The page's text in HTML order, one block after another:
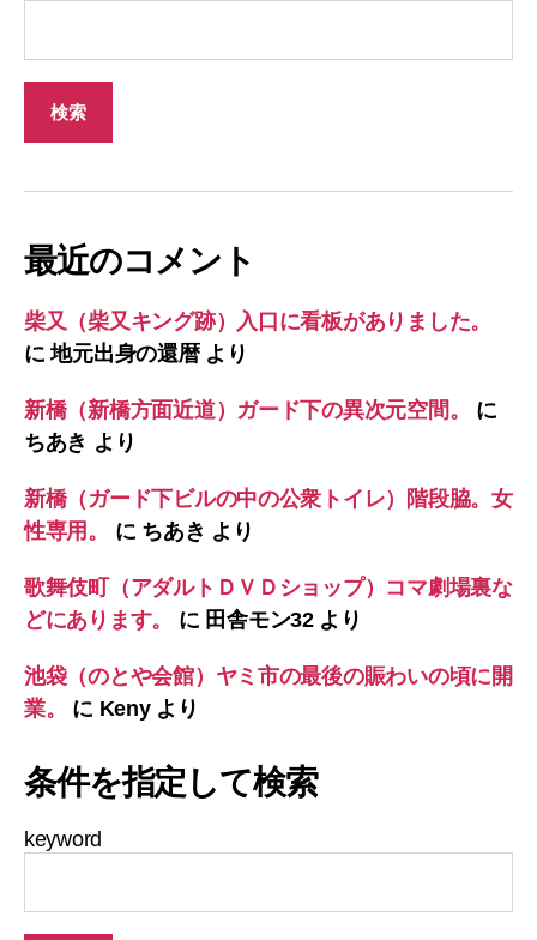
最近のコメント
柴又（柴又キング跡）入口に看板がありました。
に地元出身の還暦より
新橋（新橋方面近道）ガード下の異次元空間。
に
ちあき より
新橋（ガード下ビルの中の公衆トイレ）階段脇。女
性専用。
に ちあき より
歌舞伎町（アダルトＤＶＤショップ）コマ劇場裏な
どにあります。
に 田舎モン32より
池袋（のとや会館）ヤミ市の最後の賑わいの頃に開
業。
に Kenyより
条件を指定して検索
keyword